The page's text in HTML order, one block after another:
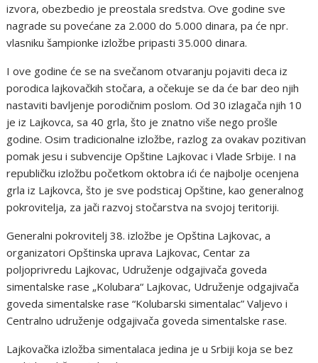
izvora, obezbedio je preostala sredstva. Ove godine sve
nagrade su povećane za 2.000 do 5.000 dinara, pa će npr.
vlasniku šampionke izložbe pripasti 35.000 dinara.
I ove godine će se na svečanom otvaranju pojaviti deca iz
porodica lajkovačkih stočara, a očekuje se da će bar deo njih
nastaviti bavljenje porodičnim poslom. Od 30 izlagača njih 10
je iz Lajkovca, sa 40 grla, što je znatno više nego prošle
godine. Osim tradicionalne izložbe, razlog za ovakav pozitivan
pomak jesu i subvencije Opštine Lajkovac i Vlade Srbije. I na
republičku izložbu početkom oktobra ići će najbolje ocenjena
grla iz Lajkovca, što je sve podsticaj Opštine, kao generalnog
pokrovitelja, za jači razvoj stočarstva na svojoj teritoriji.
Generalni pokrovitelj 38. izložbe je Opština Lajkovac, a
organizatori Opštinska uprava Lajkovac, Centar za
poljoprivredu Lajkovac, Udruženje odgajivača goveda
simentalske rase „Kolubara“ Lajkovac, Udruženje odgajivača
goveda simentalske rase “Kolubarski simentalac” Valjevo i
Centralno udruženje odgajivača goveda simentalske rase.
Lajkovačka izložba simentalaca jedina je u Srbiji koja se bez